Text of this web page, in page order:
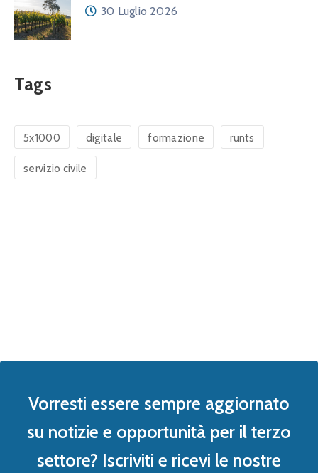
30 Luglio 2026
Tags
5x1000 digitale formazione runts
servizio civile
Vorresti essere sempre aggiornato
su notizie e opportunità per il terzo
settore? Iscriviti e ricevi le nostre